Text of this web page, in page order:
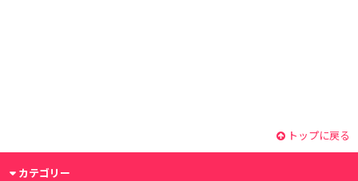
トップに戻る
カテゴリー